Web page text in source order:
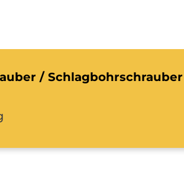
/ Schlagbohrschrauber